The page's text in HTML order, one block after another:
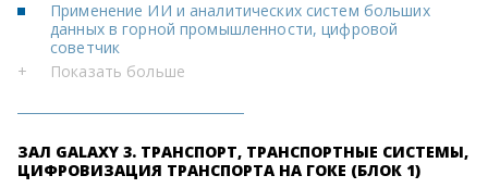
Применение ИИ и аналитических систем больших
данных в горной промышленности, цифровой
советчик
+
Показать больше
ЗАЛ GALAXY 3. ТРАНСПОРТ, ТРАНСПОРТНЫЕ СИСТЕМЫ,
ЦИФРОВИЗАЦИЯ ТРАНСПОРТА НА ГОКЕ (БЛОК 1)